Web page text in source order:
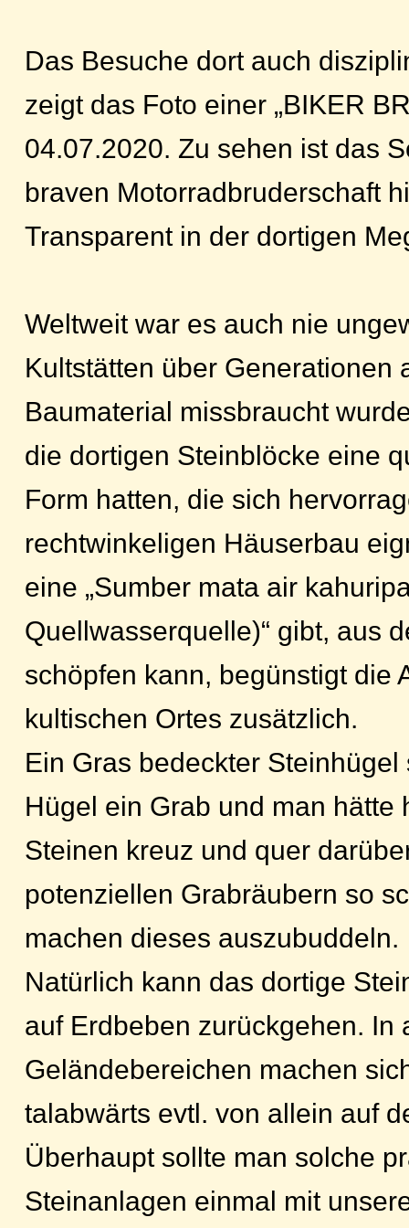
Das Besuche dort auch
zeigt das Foto einer „BIKER
04.07.2020. Zu sehen ist das
braven Motorradbruderschaft
Transparent in der dortigen
Weltweit war es auch nie
Kultstätten über Generationen
Baumaterial missbraucht
die dortigen Steinblöcke eine
Form hatten, die sich
rechtwinkeligen Häuserbau
eine „Sumber mata air
Quellwasserquelle)“ gibt, aus
schöpfen kann, begünstigt die
kultischen Ortes zusätzlich.
Ein Gras bedeckter
Hügel ein Grab und man hätte
Steinen kreuz und quer
potenziellen Grabräubern so
machen dieses auszubuddeln.
Natürlich kann das dortige
auf Erdbeben zurückgehen. In
Geländebereichen machen
talabwärts evtl. von allein auf
Überhaupt sollte man solche
Steinanlagen einmal mit